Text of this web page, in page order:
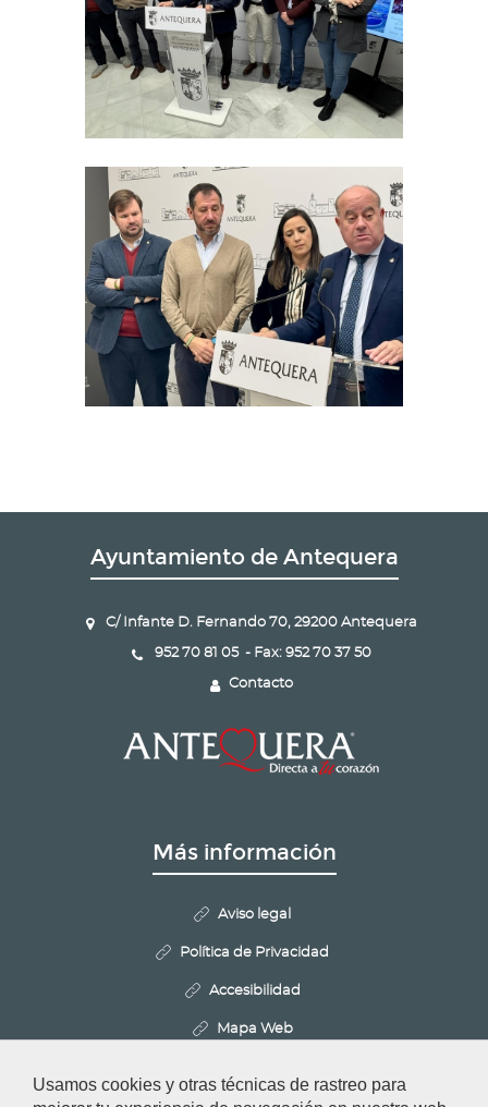
Usamos cookies y otras técnicas de rastreo para
Ayuntamiento de Antequera
C/ Infante D. Fernando 70, 29200 Antequera
952 70 81 05 - Fax: 952 70 37 50
Contacto
Más información
Aviso legal
Política de Privacidad
Accesibilidad
Mapa Web